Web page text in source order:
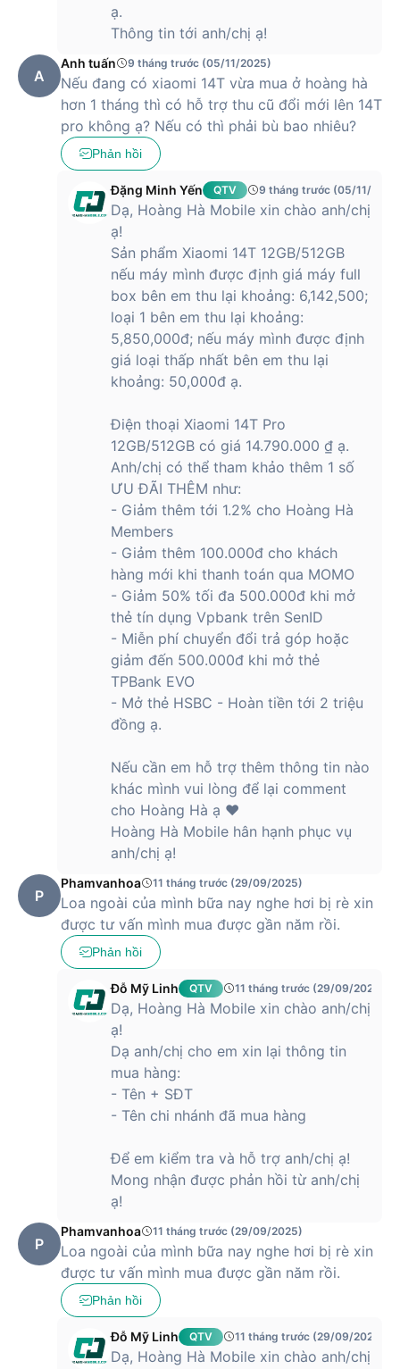
biến ảnh Light Fusion 900 tiên tiến. Sự hợp tác này mang
đến những bức ảnh sắc nét, sống động và giàu chi tiết, ngay
cả trong điều kiện ánh sáng khó khăn.
Thấu kính Leica Summilux nổi tiếng với khả năng tái tạo màu
sắc trung thực và độ tương phản tuyệt vời. Khi kết hợp với
cảm biến Light Fusion 900 có kích thước lớn và độ phân giải
cao, Xiaomi 14T Pro cho phép thu được nhiều ánh sáng hơn,
giảm nhiễu và tăng cường chi tiết trong từng bức ảnh. Điều
này đặc biệt hữu ích khi chụp ảnh trong môi trường thiếu
sáng hoặc chụp ảnh chân dung với hiệu ứng Bokeh mượt
Ngoài ra, Xiaomi 14T Pro còn được trang bị nhiều tính năng
chụp ảnh thông minh, giúp người dùng dễ dàng tạo ra những
bức ảnh chuyên nghiệp. Với khả năng tái tạo màu sắc chính
xác, độ chi tiết cao và hiệu suất chụp ảnh thiếu sáng ấn
tượng, điện thoại 14T Pro của Xiaomi chắc chắn sẽ làm hài
lòng cả những người dùng khó tính nhất.
Thời lượng pin của Xiaomi 14T Pro lớn, đáp
ứng cả ngày hoạt động
Với viên pin 5000mAh, sản phẩm mang đến một trải nghiệm
sử dụng thoải mái suốt cả ngày dài. Với nhu cầu sử dụng
thông thường như lướt web, xem video, nghe nhạc hay nhắn
tin, người dùng có thể yên tâm sử dụng từ sáng đến tối mà
không cần lo lắng về việc hết pin giữa chừng.
Dung lượng pin lớn kết hợp với công nghệ tối ưu hóa năng
lượng của Xiaomi giúp 14T Pro hoạt động hiệu quả, kéo dài
thời gian sử dụng. Ngay cả khi chơi game hay sử dụng các
ứng dụng nặng, viên pin 5000mAh vẫn đáp ứng tốt, cho
phép bạn tận hưởng những giây phút giải trí mà không bị
Bên cạnh đó, công nghệ sạc nhanh 120W là một điểm cộng
đáng giá, giúp rút ngắn đáng kể thời gian chờ đợi. Chỉ với
100%, sẵn sàng cho những hoạt động tiếp theo. Điều này
đặc biệt hữu ích cho những người bận rộn, không có nhiều
thời gian để chờ đợi sạc pin.
điện thoại Xiaomi này với viên pin 5000mAh và công
nghệ sạc nhanh 120W mang đến một giải pháp năng lượng
toàn diện, đáp ứng tốt nhu cầu sử dụng hàng ngày của
người dùng. Bạn có thể yên tâm sử dụng điện thoại suốt cả
ngày dài mà không cần lo lắng về việc hết pin, đồng thời tiết
kiệm thời gian chờ đợi sạc pin nhờ công nghệ sạc nhanh tiên
Thời điểm điện thoại Xiaomi 14T Pro ra
Chiếc điện thoại Xiaomi 14T Pro được ra mắt thị trường vào
cuối tháng 09/2024. Đây là một sự kiện đánh dấu sự xuất
hiện của dòng sản phẩm mới nhất từ Xiaomi, hứa hẹn mang
đến những cải tiến đáng kể về công nghệ và trải nghiệm
Xiaomi phiên bản 14T Pro là một chiếc điện thoại tầm trung
đáng chú ý, mang đến sự cân bằng giữa hiệu năng, tính
hình AMOLED 144Hz mượt mà và hệ thống camera linh hoạt,
14T Pro đáp ứng tốt nhu cầu sử dụng hàng ngày và giải trí.
Viên pin lớn 5000mAh cùng sạc nhanh 120W đảm bảo thời
gian sử dụng thoải mái.
Giá dự kiến của điện thoại Xiaomi 14T Pro
Xiaomi 14T Pro được kỳ vọng sẽ tiếp nối truyền thống của
ạ.
Thông tin tới anh/chị ạ!
A
Anh tuấn 9 tháng trước (05/11/2025)
Nếu đang có xiaomi 14T vừa mua ở hoàng hà
hơn 1 tháng thì có hỗ trợ thu cũ đổi mới lên 14T
pro không ạ? Nếu có thì phải bù bao nhiêu?
Phản hồi
Đặng Minh Yến QTV 9 tháng trước (05/11/
Dạ, Hoàng Hà Mobile xin chào anh/chị
ạ!
Sản phẩm Xiaomi 14T 12GB/512GB
nếu máy mình được định giá máy full
box bên em thu lại khoảng: 6,142,500;
loại 1 bên em thu lại khoảng:
5,850,000đ; nếu máy mình được định
giá loại thấp nhất bên em thu lại
khoảng: 50,000đ ạ.
Điện thoại Xiaomi 14T Pro
12GB/512GB có giá 14.790.000 ₫ ạ.
Anh/chị có thể tham khảo thêm 1 số
ƯU ĐÃI THÊM như:
- Giảm thêm tới 1.2% cho Hoàng Hà
Members
- Giảm thêm 100.000đ cho khách
hàng mới khi thanh toán qua MOMO
- Giảm 50% tối đa 500.000đ khi mở
thẻ tín dụng Vpbank trên SenID
- Miễn phí chuyển đổi trả góp hoặc
giảm đến 500.000đ khi mở thẻ
TPBank EVO
- Mở thẻ HSBC - Hoàn tiền tới 2 triệu
đồng ạ.
Nếu cần em hỗ trợ thêm thông tin nào
khác mình vui lòng để lại comment
cho Hoàng Hà ạ ❤️
Hoàng Hà Mobile hân hạnh phục vụ
anh/chị ạ!
P
Phamvanhoa 11 tháng trước (29/09/2025)
Loa ngoài của mình bữa nay nghe hơi bị rè xin
được tư vấn mình mua được gần năm rồi.
Phản hồi
Đỗ Mỹ Linh QTV 11 tháng trước (29/09/2025)
Dạ, Hoàng Hà Mobile xin chào anh/chị
ạ!
Dạ anh/chị cho em xin lại thông tin
mua hàng:
- Tên + SĐT
- Tên chi nhánh đã mua hàng
Để em kiểm tra và hỗ trợ anh/chị ạ!
Mong nhận được phản hồi từ anh/chị
ạ!
P
Phamvanhoa 11 tháng trước (29/09/2025)
Loa ngoài của mình bữa nay nghe hơi bị rè xin
được tư vấn mình mua được gần năm rồi.
Phản hồi
Đỗ Mỹ Linh QTV 11 tháng trước (29/09/2025)
Dạ, Hoàng Hà Mobile xin chào anh/chị